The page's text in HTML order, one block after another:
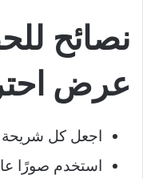
نصائح
عرض
اجعل كل شريحة
استخدم صورًا